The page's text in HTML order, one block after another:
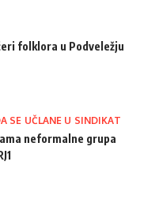
folklora u Podveležju
SE UČLANE U SINDIKAT
neformalne grupa